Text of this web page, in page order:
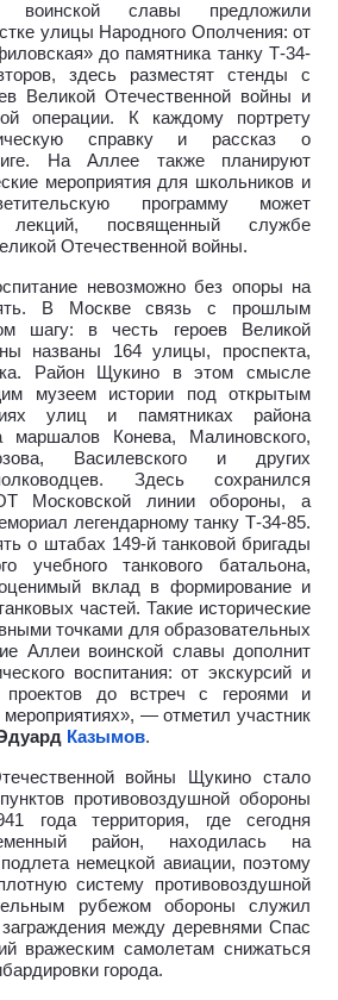
славы предложили
улицы Народного Ополчения: от
до памятника танку Т-34-
здесь разместят стенды с
Великой Отечественной войны и
операции. К каждому портрету
справку и рассказ о
На Аллее также планируют
мероприятия для школьников и
программу может
посвященный службе
Отечественной войны.
невозможно без опоры на
В Москве связь с прошлым
шагу: в честь героев Великой
названы 164 улицы, проспекта,
Район Щукино в этом смысле
музеем истории под открытым
улиц и памятниках района
маршалов Конева, Малиновского,
Василевского и других
Здесь сохранился
Московской линии обороны, а
легендарному танку Т-34-85.
о штабах 149-й танковой бригады
учебного танкового батальона,
вклад в формирование и
частей. Такие исторические
точками для образовательных
Аллеи воинской славы дополнит
воспитания: от экскурсий и
проектов до встреч с героями и
— отметил участник
Казымов.
войны Щукино стало
противовоздушной обороны
года территория, где сегодня
район, находилась на
немецкой авиации, поэтому
систему противовоздушной
рубежом обороны служил
заграждения между деревнями Спас
вражеским самолетам снижаться
города.